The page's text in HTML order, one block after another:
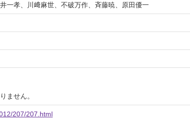
一孝、川﨑麻世、不破万作、斉藤暁、原田優一
ません。
207/207.html